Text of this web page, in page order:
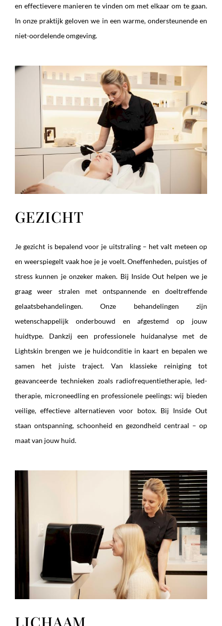
en effectievere manieren te vinden om met elkaar om te gaan.
In onze praktijk geloven we in een warme, ondersteunende en
niet-oordelende omgeving.
GEZICHT
Je gezicht is bepalend voor je uitstraling – het valt meteen op
en weerspiegelt vaak hoe je je voelt. Oneffenheden, puistjes of
stress kunnen je onzeker maken. Bij Inside Out helpen we je
graag weer stralen met ontspannende en doeltreffende
gelaatsbehandelingen. Onze behandelingen zijn
wetenschappelijk onderbouwd en afgestemd op jouw
huidtype. Dankzij een professionele huidanalyse met de
Lightskin brengen we je huidconditie in kaart en bepalen we
samen het juiste traject. Van klassieke reiniging tot
geavanceerde technieken zoals radiofrequentietherapie, led-
therapie, microneedling en professionele peelings: wij bieden
veilige, effectieve alternatieven voor botox. Bij Inside Out
staan ontspanning, schoonheid en gezondheid centraal – op
maat van jouw huid.